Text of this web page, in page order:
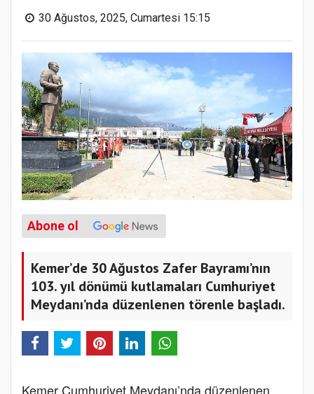
30 Ağustos, 2025, Cumartesi 15:15
Abone ol
Kemer’de 30 Ağustos Zafer Bayramı’nın
103. yıl dönümü kutlamaları Cumhuriyet
Meydanı’nda düzenlenen törenle başladı.
Kemer Cumhuriyet Meydanı’nda düzenlenen